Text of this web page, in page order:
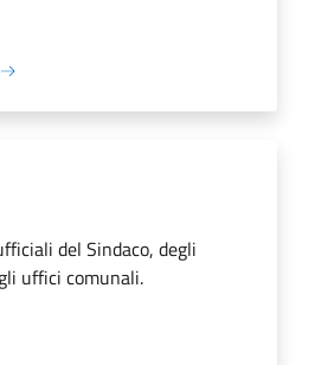
del Sindaco, degli
uffici comunali.